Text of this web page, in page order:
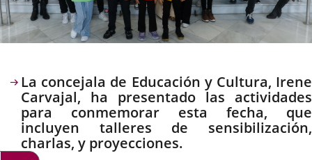
Descripción
La concejala de Educación y Cultura, Irene
Carvajal, ha presentado las actividades
para conmemorar esta fecha, que
incluyen talleres de sensibilización,
charlas, y proyecciones.